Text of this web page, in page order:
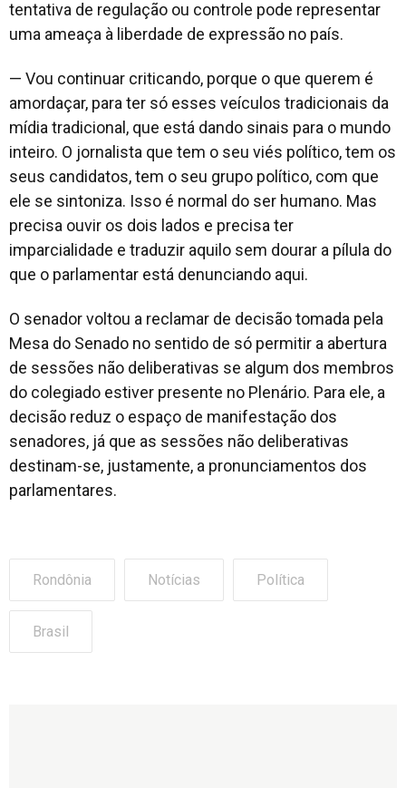
tentativa de regulação ou controle pode representar
uma ameaça à liberdade de expressão no país.
— Vou continuar criticando, porque o que querem é
amordaçar, para ter só esses veículos tradicionais da
mídia tradicional, que está dando sinais para o mundo
inteiro. O jornalista que tem o seu viés político, tem os
seus candidatos, tem o seu grupo político, com que
ele se sintoniza. Isso é normal do ser humano. Mas
precisa ouvir os dois lados e precisa ter
imparcialidade e traduzir aquilo sem dourar a pílula do
que o parlamentar está denunciando aqui.
O senador voltou a reclamar de decisão tomada pela
Mesa do Senado no sentido de só permitir a abertura
de sessões não deliberativas se algum dos membros
do colegiado estiver presente no Plenário. Para ele, a
decisão reduz o espaço de manifestação dos
senadores, já que as sessões não deliberativas
destinam-se, justamente, a pronunciamentos dos
parlamentares.
Rondônia Notícias Política
Brasil